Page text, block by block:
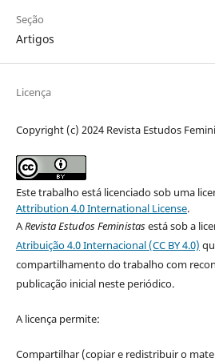
Seção
Artigos
Licença
Copyright (c) 2024 Revista Estudos
Este trabalho está licenciado sob uma
Attribution 4.0 International License.
ARevista Estudos Feministasestá sob a
Atribuição 4.0 Internacional (CC BY 4.0)
compartilhamento do trabalho com
publicação inicial neste periódico.
A licença permite:
Compartilhar (copiar e redistribuir o